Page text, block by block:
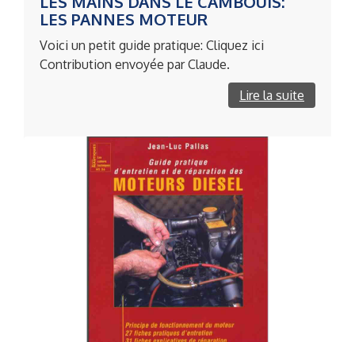
LES PANNES MOTEUR
Voici un petit guide pratique: Cliquez ici
Contribution envoyée par Claude.
Lire la suite